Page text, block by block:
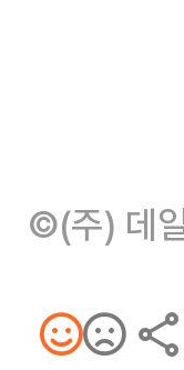
©(주) 데